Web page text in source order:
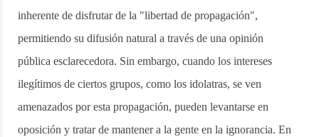
inherente de disfrutar de la "libertad de propagación",
permitiendo su difusión natural a través de una opinión
pública esclarecedora. Sin embargo, cuando los intereses
ilegítimos de ciertos grupos, como los idolatras, se ven
amenazados por esta propagación, pueden levantarse en
oposición y tratar de mantener a la gente en la ignorancia. En